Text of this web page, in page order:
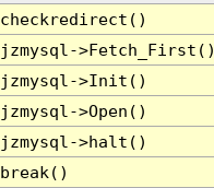
checkredirect()
jzmysql-
jzmysql->Init()
jzmysql->Open()
jzmysql->halt()
break()